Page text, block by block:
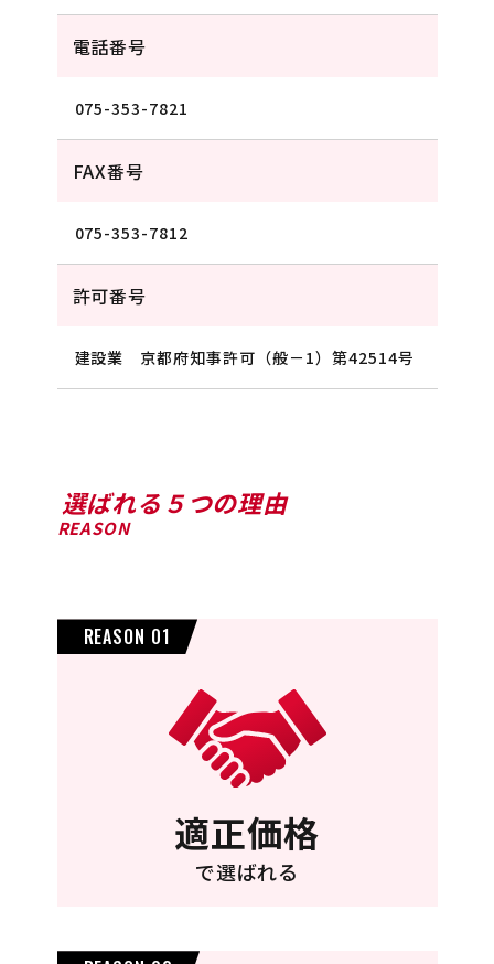
電話番号
075-353-7821
FAX番号
075-353-7812
許可番号
建設業 京都府知事許可（般－1）第42514号
選ばれる５つの理由
REASON
REASON 01
適正価格
で選ばれる